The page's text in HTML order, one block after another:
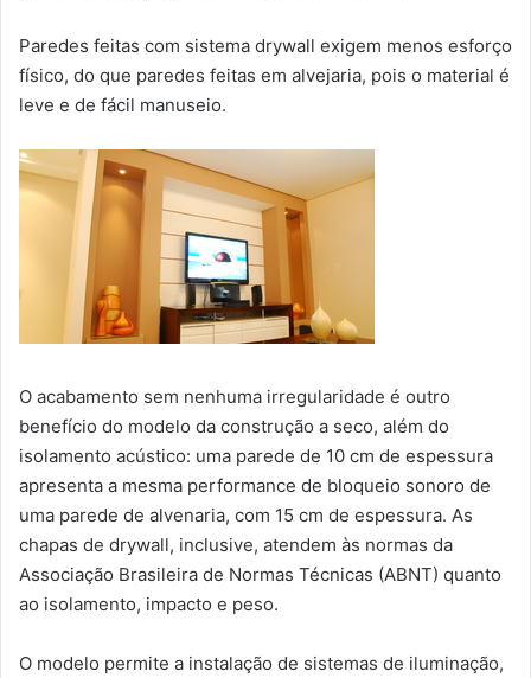
Paredes feitas com sistema drywall exigem menos esforço
físico, do que paredes feitas em alvejaria, pois o material é
leve e de fácil manuseio.
O acabamento sem nenhuma irregularidade é outro
benefício do modelo da construção a seco, além do
isolamento acústico: uma parede de 10 cm de espessura
apresenta a mesma performance de bloqueio sonoro de
uma parede de alvenaria, com 15 cm de espessura. As
chapas de drywall, inclusive, atendem às normas da
Associação Brasileira de Normas Técnicas (ABNT) quanto
ao isolamento, impacto e peso.
O modelo permite a instalação de sistemas de iluminação,